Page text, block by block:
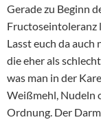
Gerade zu Beginn
Fructoseintoleranz
Lasst euch da
die eher als
was man in der
Weißmehl, Nudeln
Ordnung. Der